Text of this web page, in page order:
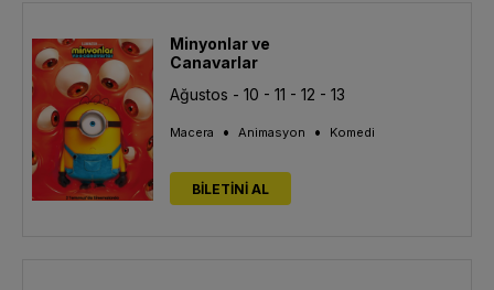
Minyonlar ve
Canavarlar
Ağustos - 10 - 11 - 12 - 13
Macera • Animasyon • Komedi
BİLETİNİ AL